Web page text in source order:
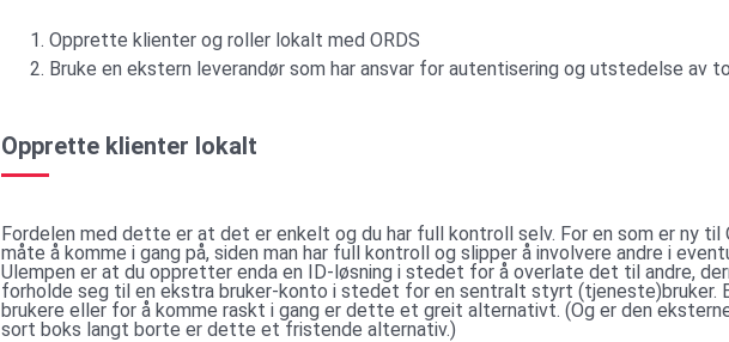
Opprette klienter og roller lokalt med ORDS
Bruke en ekstern leverandør som har ansvar for autentisering og utstedelse av
Opprette klienter lokalt
Fordelen med dette er at det er enkelt og du har full kontroll selv. For en som er ny
måte å komme i gang på, siden man har full kontroll og slipper å involvere andre i
Ulempen er at du oppretter enda en ID-løsning i stedet for å overlate det til andre,
forholde seg til en ekstra bruker-konto i stedet for en sentralt styrt (tjeneste)bruker.
brukere eller for å komme raskt i gang er dette et greit alternativt. (Og er den
sort boks langt borte er dette et fristende alternativ.)